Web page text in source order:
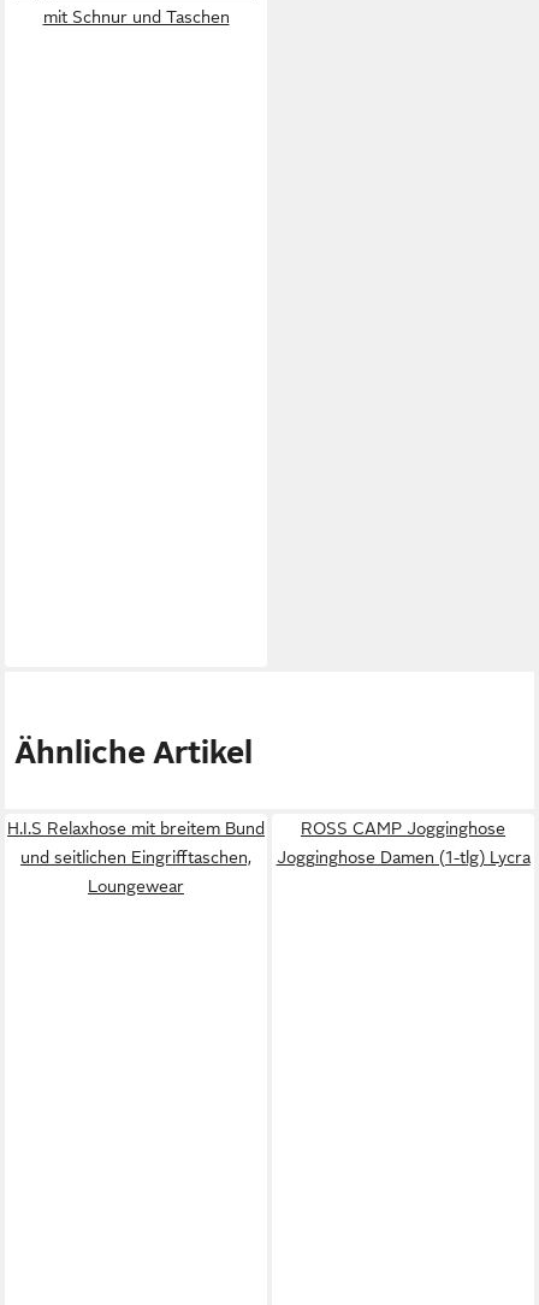
mit Schnur und Taschen
Ähnliche Artikel
H.I.S Relaxhose mit breitem Bund
und seitlichen Eingrifftaschen,
Loungewear
ROSS CAMP Jogginghose
Jogginghose Damen (1-tlg) Lycra